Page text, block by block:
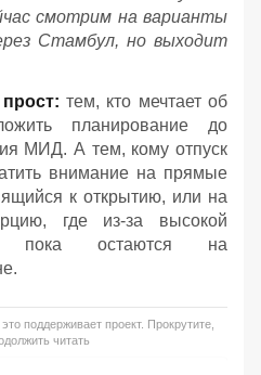
смотрим на варианты
Стамбул, но выходит
тем, кто мечтает об
планирование до
МИД. А тем, кому отпуск
внимание на прямые
к открытию, или на
где из-за высокой
пока остаются на
поддерживает проект. Прокрутите,
читать